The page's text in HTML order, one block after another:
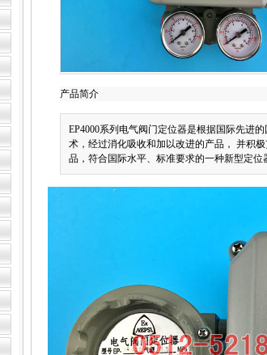
产品简介
EP4000系列电气阀门定位器是根据国际先进
术，经过消化吸收和加以改进的产品， 并积
品，符合国际水平、标准要求的一种新型定位